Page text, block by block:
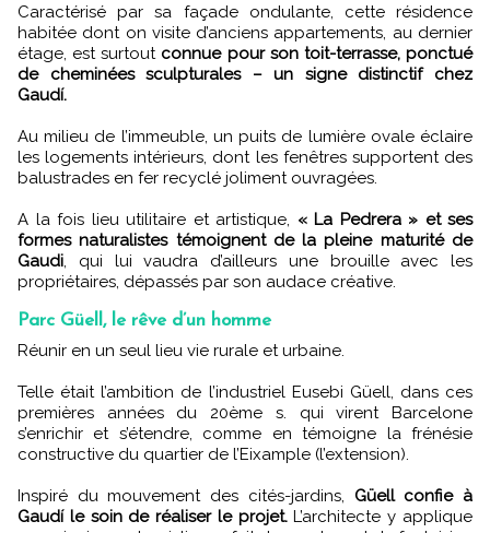
Caractérisé par sa façade ondulante, cette résidence
habitée dont on visite d’anciens appartements, au dernier
étage, est surtout connue pour son toit-terrasse, ponctué
de cheminées sculpturales – un signe distinctif chez
Gaudí.
Au milieu de l’immeuble, un puits de lumière ovale éclaire
les logements intérieurs, dont les fenêtres supportent des
balustrades en fer recyclé joliment ouvragées.
A la fois lieu utilitaire et artistique, « La Pedrera » et ses
formes naturalistes témoignent de la pleine maturité de
Gaudi, qui lui vaudra d’ailleurs une brouille avec les
propriétaires, dépassés par son audace créative.
Parc Güell, le rêve d’un homme
Réunir en un seul lieu vie rurale et urbaine.
Telle était l’ambition de l’industriel Eusebi Güell, dans ces
premières années du 20ème s. qui virent Barcelone
s’enrichir et s’étendre, comme en témoigne la frénésie
constructive du quartier de l’Eixample (l’extension).
Inspiré du mouvement des cités-jardins, Güell confie à
Gaudí le soin de réaliser le projet.L’architecte y applique